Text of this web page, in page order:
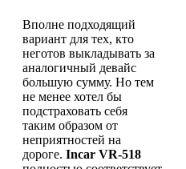
Вполне подходящий
вариант для тех, кто
неготов выкладывать за
аналогичный девайс
большую сумму. Но тем
не менее хотел бы
подстраховать себя
таким образом от
неприятностей на
дороге. Incar VR-518